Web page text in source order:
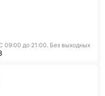
09:00 до 21:00. Без выходных